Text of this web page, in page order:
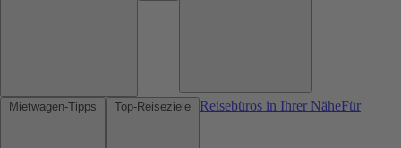
Reisebüros in Ihrer NäheFür